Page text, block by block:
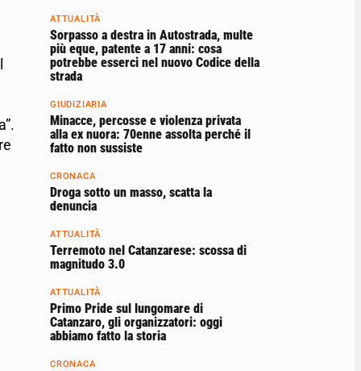
ATTUALITÀ
Sorpasso a destra in Autostrada, multe
più eque, patente a 17 anni: cosa
potrebbe esserci nel nuovo Codice della
strada
GIUDIZIARIA
Minacce, percosse e violenza privata
alla ex nuora: 70enne assolta perché il
fatto non sussiste
CRONACA
Droga sotto un masso, scatta la
denuncia
ATTUALITÀ
Terremoto nel Catanzarese: scossa di
magnitudo 3.0
ATTUALITÀ
Primo Pride sul lungomare di
Catanzaro, gli organizzatori: oggi
abbiamo fatto la storia
CRONACA